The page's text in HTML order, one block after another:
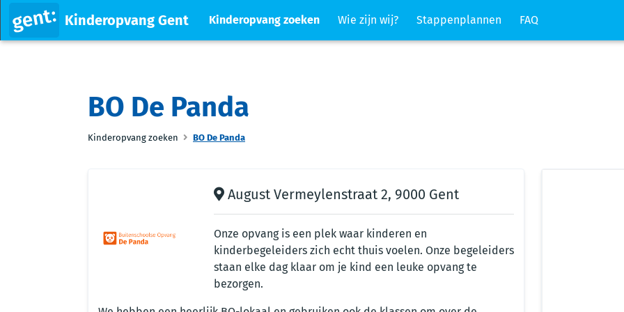
Kinderopvang Gent Kinderopvang zoeken Wie zijn wij? Stappenplannen FAQ
BO De Panda
Kinderopvang zoeken BO De Panda
August Vermeylenstraat 2, 9000 Gent
Onze opvang is een plek waar kinderen en
kinderbegeleiders zich echt thuis voelen. Onze begeleiders
staan elke dag klaar om je kind een leuke opvang te
bezorgen.